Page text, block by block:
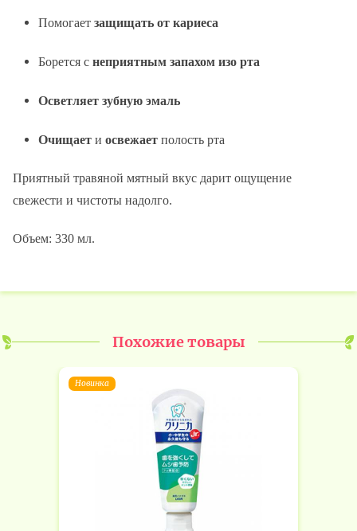
Помогает защищать от кариеса
Борется с неприятным запахом изо рта
Осветляет зубную эмаль
Очищает и освежает полость рта
Приятный травяной мятный вкус дарит ощущение
свежести и чистоты надолго.
Объем: 330 мл.
Похожие товары
Новинка